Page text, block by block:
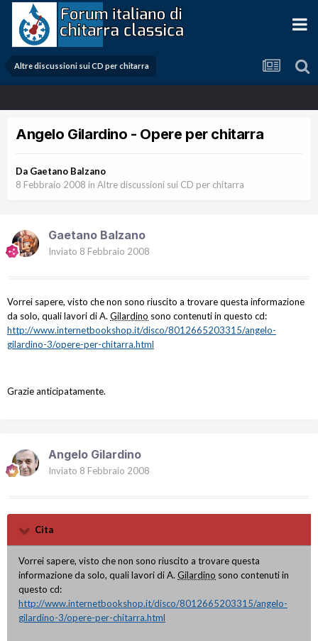
Altre discussioni sui CD per chitarra
Angelo Gilardino - Opere per chitarra
Da Gaetano Balzano
8 Febbraio 2008 in Altre discussioni sui CD per chitarra
Gaetano Balzano
Inviato 8 Febbraio 2008
Vorrei sapere, visto che non sono riuscito a trovare questa informazione
da solo, quali lavori di A. Gilardino sono contenuti in questo cd:
http://www.internetbookshop.it/disco/8012665203315/angelo-
gilardino-3/opere-per-chitarra.html
Grazie anticipatamente.
Angelo Gilardino
Inviato 8 Febbraio 2008
Cita
Vorrei sapere, visto che non sono riuscito a trovare questa
informazione da solo, quali lavori di A. Gilardino sono contenuti in
questo cd:
http://www.internetbookshop.it/disco/8012665203315/angelo-
gilardino-3/opere-per-chitarra.html